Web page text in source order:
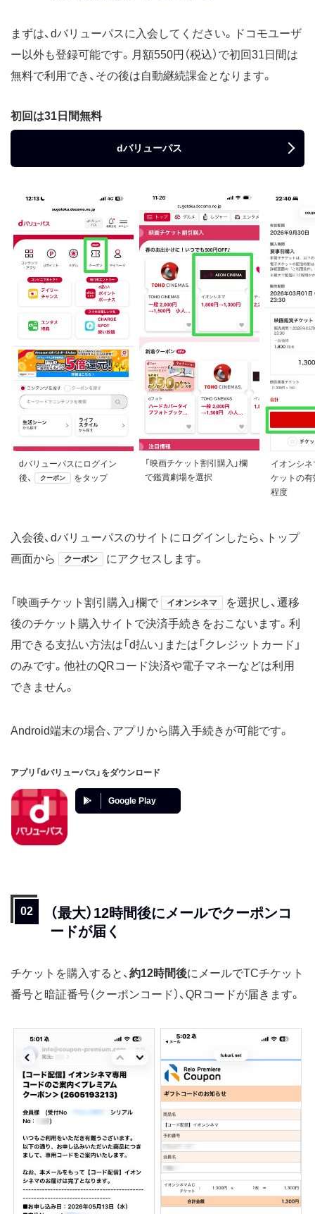
まずは、dバリューパスに入会してください。ドコモユーザ
ー以外も登録可能です。月額550円（税込）で初回31日間は
無料で利用でき、その後は自動継続課金となります。
初回は31日間無料
dバリューパス
dバリューパスにログイン
後、
クーポン をタップ
「映画チケット割引購入」欄
で鑑賞劇場を選択
イオンシネ
ケットの
程度
入会後、dバリューパスのサイトにログインしたら、トップ
画面から
クーポン にアクセスします。
「映画チケット割引購入」欄で イオンシネマ
を選択し、遷移
後のチケット購入サイトで決済手続きをおこないます。利
用できる支払い方法は「d払い」または「クレジットカード」
のみです。他社のQRコード決済や電子マネーなどは利用
できません。
Android端末の場合、アプリから購入手続きが可能です。
アプリ「dバリューパス」をダウンロード
Google Play
（最大）12時間後にメールでクーポンコ
ードが届く
チケットを購入すると、 約12時間後にメールでTCチケット
番号と暗証番号（クーポンコード）、QRコードが届きます。